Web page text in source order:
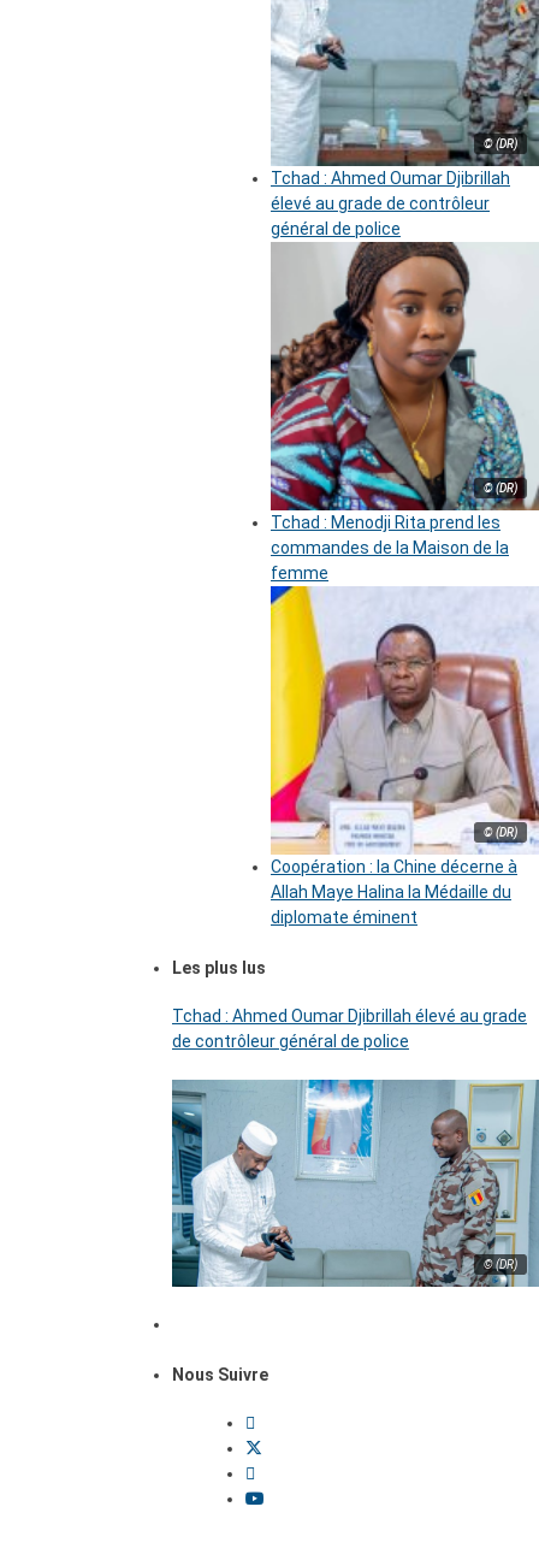
© (DR)
Tchad : Ahmed Oumar Djibrillah
élevé au grade de contrôleur
général de police
© (DR)
Tchad : Menodji Rita prend les
commandes de la Maison de la
femme
© (DR)
Coopération : la Chine décerne à
Allah Maye Halina la Médaille du
diplomate éminent
Les plus lus
Tchad : Ahmed Oumar Djibrillah élevé au grade
de contrôleur général de police
© (DR)
Nous Suivre